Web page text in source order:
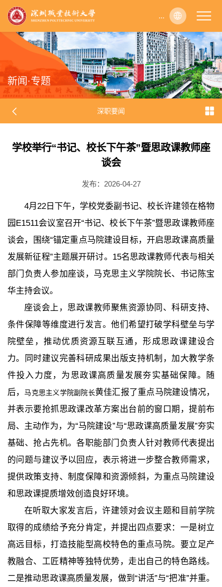
...
...
...
...
...
...
...
...
...
...
...
...
...
...
...
...
...
...
...
...
...
...
...
...
...
...
...
...
...
...
...
...
...
...
...
...
...
...
...
...
...
...
...
...
...
...
...
...
...
...
...
...
...
...
...
...
...
...
...
...
...
...
...
...
...
...
...
...
...
...
...
...
...
...
...
...
...
...
...
...
...
...
...
...
...
...
...
...
...
...
...
...
...
...
...
...
...